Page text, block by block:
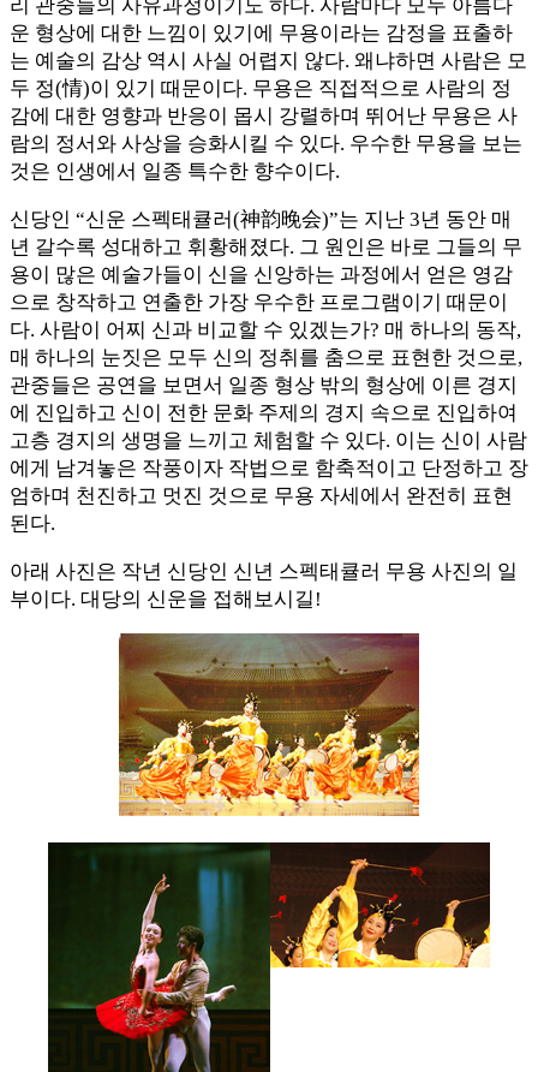
리 관중들의 사유과정이기도 하다. 사람마다 모두 아름다
운 형상에 대한 느낌이 있기에 무용이라는 감정을 표출하
는 예술의 감상 역시 사실 어렵지 않다. 왜냐하면 사람은 모
두 정(情)이 있기 때문이다. 무용은 직접적으로 사람의 정
감에 대한 영향과 반응이 몹시 강렬하며 뛰어난 무용은 사
람의 정서와 사상을 승화시킬 수 있다. 우수한 무용을 보는
것은 인생에서 일종 특수한 향수이다.
신당인 “신운 스펙태큘러(神韵晚会)”는 지난 3년 동안 매
년 갈수록 성대하고 휘황해졌다. 그 원인은 바로 그들의 무
용이 많은 예술가들이 신을 신앙하는 과정에서 얻은 영감
으로 창작하고 연출한 가장 우수한 프로그램이기 때문이
다. 사람이 어찌 신과 비교할 수 있겠는가? 매 하나의 동작,
매 하나의 눈짓은 모두 신의 정취를 춤으로 표현한 것으로,
관중들은 공연을 보면서 일종 형상 밖의 형상에 이른 경지
에 진입하고 신이 전한 문화 주제의 경지 속으로 진입하여
고층 경지의 생명을 느끼고 체험할 수 있다. 이는 신이 사람
에게 남겨놓은 작풍이자 작법으로 함축적이고 단정하고 장
엄하며 천진하고 멋진 것으로 무용 자세에서 완전히 표현
된다.
아래 사진은 작년 신당인 신년 스펙태큘러 무용 사진의 일
부이다. 대당의 신운을 접해보시길!